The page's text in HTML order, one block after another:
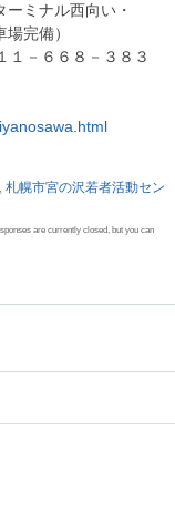
ーミナル西向い・
完備）
１－６６８－３８３
, 札幌市宮の沢若者活動セン
are currently closed, but you can